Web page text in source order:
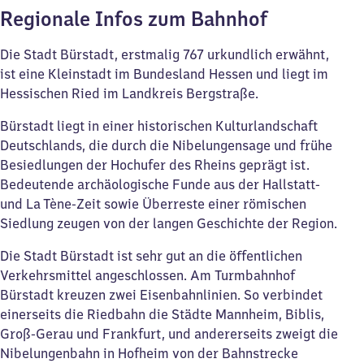
Regionale Infos zum Bahnhof
Die Stadt Bürstadt, erstmalig 767 urkundlich erwähnt,
ist eine Kleinstadt im Bundesland Hessen und liegt im
Hessischen Ried im Landkreis Bergstraße.
Bürstadt liegt in einer historischen Kulturlandschaft
Deutschlands, die durch die Nibelungensage und frühe
Besiedlungen der Hochufer des Rheins geprägt ist.
Bedeutende archäologische Funde aus der Hallstatt-
und La Tène-Zeit sowie Überreste einer römischen
Siedlung zeugen von der langen Geschichte der Region.
Die Stadt Bürstadt ist sehr gut an die öffentlichen
Verkehrsmittel angeschlossen. Am Turmbahnhof
Bürstadt kreuzen zwei Eisenbahnlinien. So verbindet
einerseits die Riedbahn die Städte Mannheim, Biblis,
Groß-Gerau und Frankfurt, und andererseits zweigt die
Nibelungenbahn in Hofheim von der Bahnstrecke